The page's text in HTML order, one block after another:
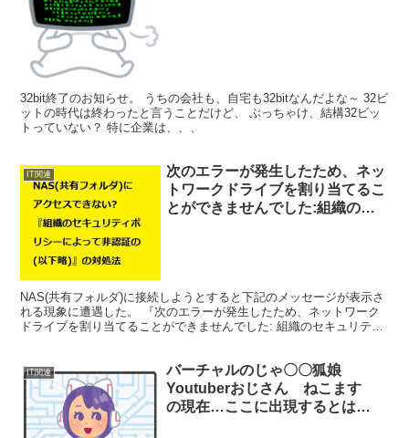
32bit終了のお知らせ。 うちの会社も、自宅も32bitなんだよな～ 32ビ
ットの時代は終わったと言うことだけど、 ぶっちゃけ、結構32ビッ
トっていない？ 特に企業は、、、
IT関連
次のエラーが発生したため、ネッ
トワークドライブを割り当てるこ
とができませんでした:組織のセ
のポリシーはネットワーク上の安
全でないデバイスや悪意のあるデ
バイスからPCを保護するのに役
NAS(共有フォルダ)に接続しようとすると下記のメッセージが表示さ
れる現象に遭遇した。 『次のエラーが発生したため、ネットワーク
ドライブを割り当てることができませんでした: 組織のセキュリティ
IT関連
バーチャルのじゃ〇〇狐娘
Youtuberおじさん ねこます
の現在…ここに出現するとは…